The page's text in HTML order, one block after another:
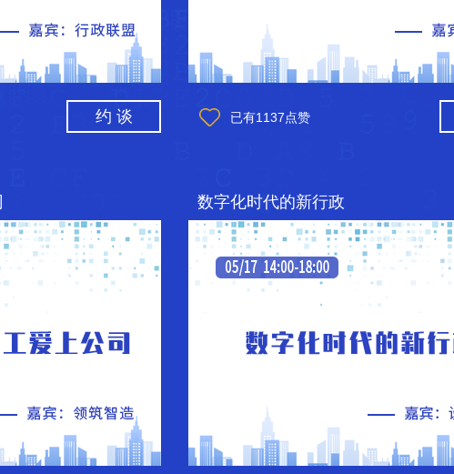
约 谈 已有1137点赞
数字化时代的新行政